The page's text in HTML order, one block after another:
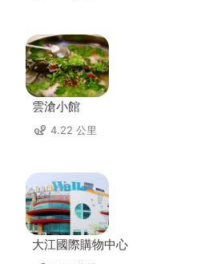
雲滄小館
4.22 公里
大江國際購物中心